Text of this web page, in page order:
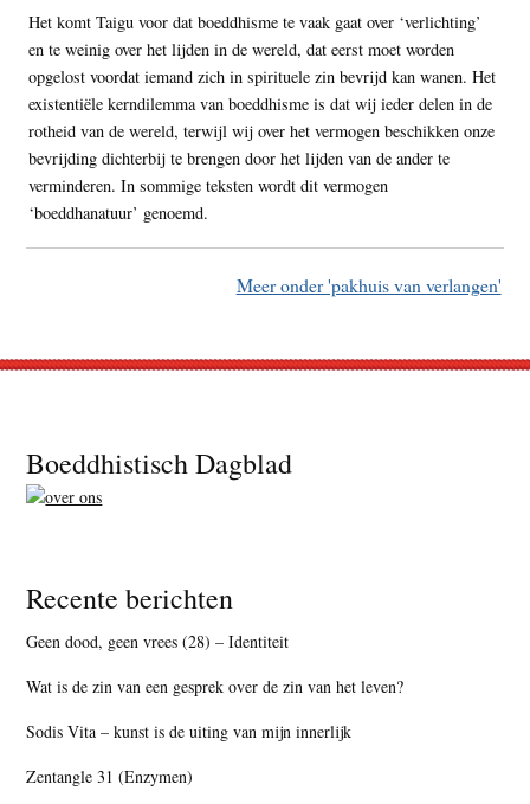
Het komt Taigu voor dat boeddhisme te vaak gaat over ‘verlichting’
en te weinig over het lijden in de wereld, dat eerst moet worden
opgelost voordat iemand zich in spirituele zin bevrijd kan wanen. Het
existentiële kerndilemma van boeddhisme is dat wij ieder delen in de
rotheid van de wereld, terwijl wij over het vermogen beschikken onze
bevrijding dichterbij te brengen door het lijden van de ander te
verminderen. In sommige teksten wordt dit vermogen
‘boeddhanatuur’ genoemd.
Meer onder 'pakhuis van verlangen'
Footer
Boeddhistisch Dagblad
Recente berichten
Geen dood, geen vrees (28) – Identiteit
Wat is de zin van een gesprek over de zin van het leven?
Sodis Vita – kunst is de uiting van mijn innerlijk
Zentangle 31 (Enzymen)